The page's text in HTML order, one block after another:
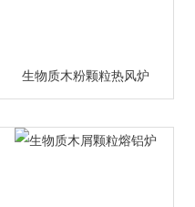
生物质木粉颗粒热风炉